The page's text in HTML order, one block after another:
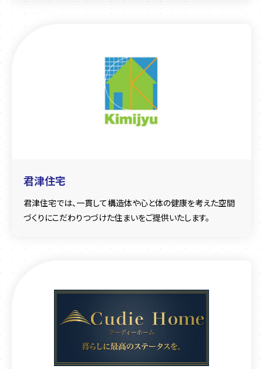
君津住宅
君津住宅では、一貫して構造体や心と体の健康を考えた空間
づくりにこだわりつづけた住まいをご提供いたします。